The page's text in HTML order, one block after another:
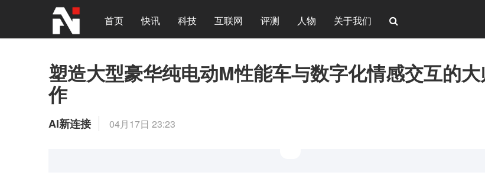
首页 快讯 科技 互联网 评测 人物 关于我们
塑造大型豪华纯电动M性能车与数字化情感交互的大
作
AI新连接 04月17日 23:23